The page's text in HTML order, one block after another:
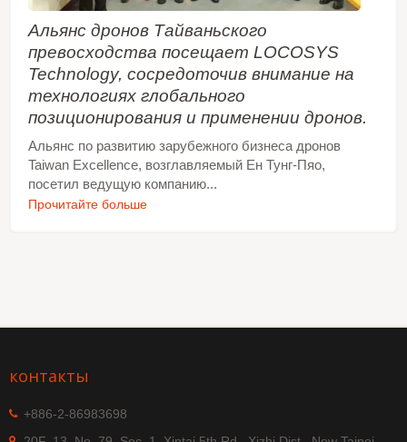
Альянс дронов Тайваньского
превосходства посещает LOCOSYS
Technology, сосредоточив внимание на
технологиях глобального
позиционирования и применении дронов.
Альянс по развитию зарубежного бизнеса дронов
Taiwan Excellence, возглавляемый Ен Тунг-Пяо,
посетил ведущую компанию...
Прочитайте больше
контакты
+886-2-86983698